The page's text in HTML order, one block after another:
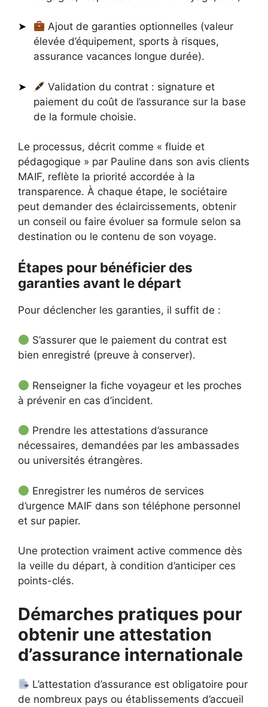
Ajout de garanties optionnelles (valeur
élevée d’équipement, sports à risques,
assurance vacances longue durée).
Validation du contrat : signature et
paiement du coût de l’assurance sur la base
de la formule choisie.
Le processus, décrit comme « fluide et
pédagogique » par Pauline dans son avis clients
MAIF, reflète la priorité accordée à la
transparence. À chaque étape, le sociétaire
peut demander des éclaircissements, obtenir
un conseil ou faire évoluer sa formule selon sa
destination ou le contenu de son voyage.
Étapes pour bénéficier des
garanties avant le départ
Pour déclencher les garanties, il suffit de :
S’assurer que le paiement du contrat est
bien enregistré (preuve à conserver).
Renseigner la fiche voyageur et les proches
à prévenir en cas d’incident.
Prendre les attestations d’assurance
nécessaires, demandées par les ambassades
ou universités étrangères.
Enregistrer les numéros de services
d’urgence MAIF dans son téléphone personnel
et sur papier.
Une protection vraiment active commence dès
la veille du départ, à condition d’anticiper ces
points-clés.
Démarches pratiques pour
obtenir une attestation
d’assurance internationale
L’attestation d’assurance est obligatoire pour
de nombreux pays ou établissements d’accueil